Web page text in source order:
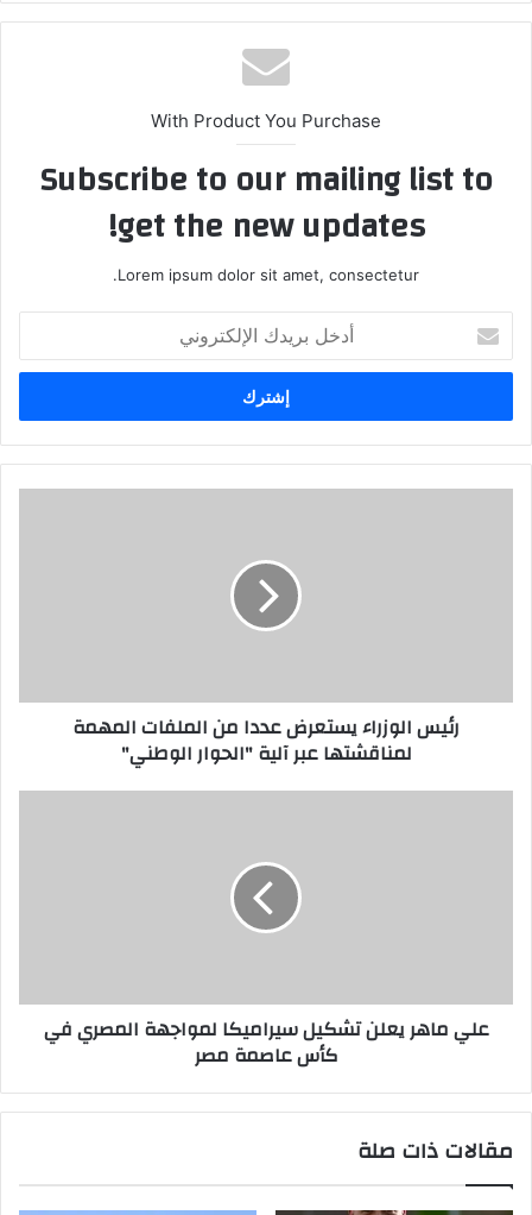
With Product You Purchase
Subscribe to our mailing list to
get the new updates!
Lorem ipsum dolor sit amet, consectetur.
بريدك
الإلكتروني
رئيس الوزراء يستعرض عددا من الملفات المهمة
لمناقشتها عبر آلية "الحوار الوطني"
علي ماهر يعلن تشكيل سيراميكا لمواجهة المصري في
كأس عاصمة مصر
مقالات ذات صلة